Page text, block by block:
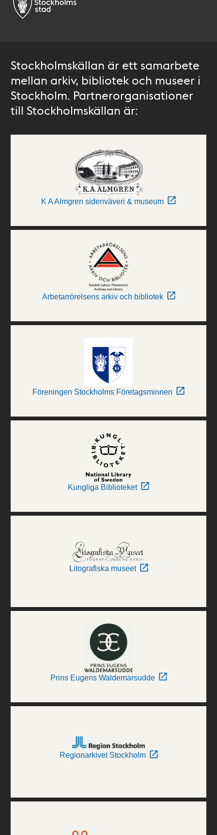
Stockholmskällan är ett samarbete
mellan arkiv, bibliotek och museer i
Stockholm. Partnerorganisationer
till Stockholmskällan är:
K A Almgren sidenväveri & museum
Arbetarrörelsens arkiv och bibliotek
Föreningen Stockholms Företagsminnen
Kungliga Biblioteket
Litografiska museet
Prins Eugens Waldemarsudde
Regionarkivet Stockholm